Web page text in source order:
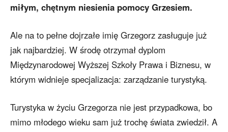
miłym, chętnym niesienia pomocy Grzesiem.
Ale na to pełne dojrzałe imię Grzegorz zasługuje już
jak najbardziej. W środę otrzymał dyplom
Międzynarodowej Wyższej Szkoły Prawa i Biznesu, w
którym widnieje specjalizacja: zarządzanie turystyką.
Turystyka w życiu Grzegorza nie jest przypadkowa, bo
mimo młodego wieku sam już trochę świata zwiedził. A